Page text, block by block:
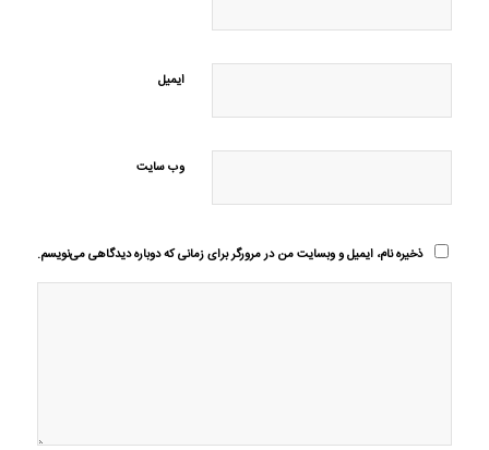
ایمیل
وب‌ سایت
ذخیره نام، ایمیل و وبسایت من در مرورگر برای زمانی که دوباره دیدگاهی می‌نویسم.